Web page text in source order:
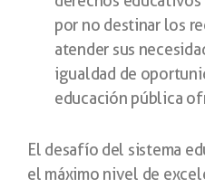
por no destinar los
atender sus
igualdad de
educación pública
El desafío del sistema
el máximo nivel de